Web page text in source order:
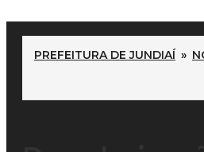
PREFEITURA DE JUNDIAÍ »